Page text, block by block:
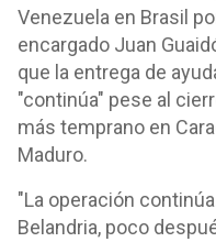
Venezuela en Brasil
encargado Juan
que la entrega de
"continúa" pese al
más temprano en
Maduro.
"La operación
Belandria, poco